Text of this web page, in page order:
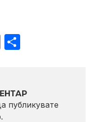
Email
публикувате